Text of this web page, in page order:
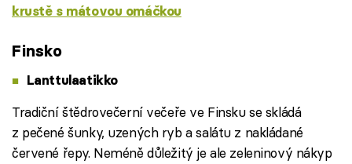
krustě s mátovou omáčkou
Finsko
Lanttulaatikko
Tradiční štědrovečerní večeře ve Finsku se skládá
z pečené šunky, uzených ryb a salátu z nakládané
červené řepy. Neméně důležitý je ale zeleninový nákyp